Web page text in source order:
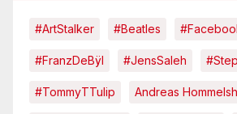
#ArtStalker #Beatles
#FranzDeBÿl #JensSaleh
#TommyTTulip Andreas